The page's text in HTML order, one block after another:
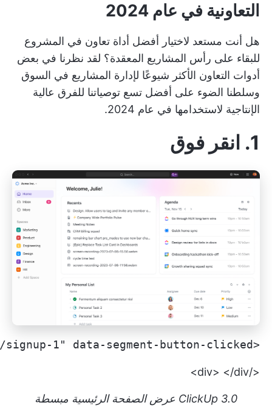
التعاونية في عام 2024
هل أنت مستعد لاختيار أفضل أداة تعاون في المشروع
للبقاء على رأس المشاريع المعقدة؟ لقد نظرنا في بعض
أدوات التعاون الأكثر شيوعًا لإدارة المشاريع في السوق
وسلطنا الضوء على أفضل تسع توصياتنا للفرق عالية
الإنتاجية لاستخدامها في عام 2024.
1. انقر فوق
<a href="https://clickup.com/signup-1" data-segment-button-clicked="ابدأ باستخدام ClickUp" data-segment-link-url="https://clickup.com/signup-1">ابدأ باستخدام ClickUp</a>
</div> </div>
ClickUp 3.0 عرض الصفحة الرئيسية مبسطة